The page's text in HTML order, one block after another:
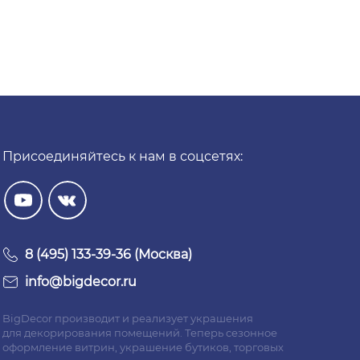
Присоединяйтесь к нам в соцсетях:
8 (495) 133-39-36 (Москва)
info@bigdecor.ru
BigDecor производит и реализует украшения
для декорирования помещений. Теперь сезонное
оформление витрин, украшение бутиков, торговых